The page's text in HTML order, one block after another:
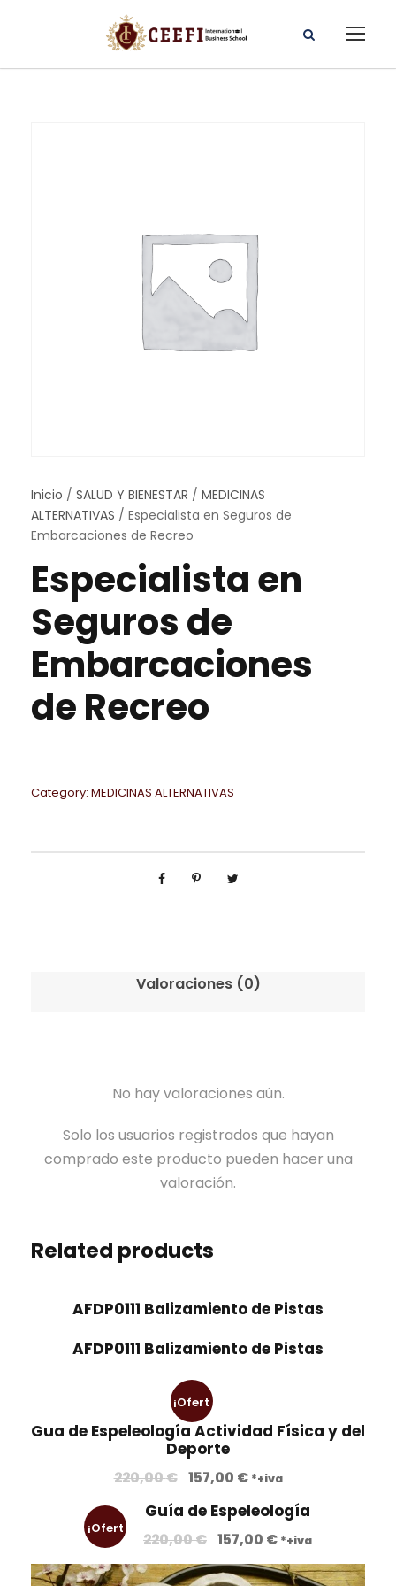
Inicio / SALUD Y BIENESTAR / MEDICINAS
ALTERNATIVAS / Especialista en Seguros de
Embarcaciones de Recreo
Especialista en
Seguros de
Embarcaciones
de Recreo
Category: MEDICINAS ALTERNATIVAS
Valoraciones (0)
No hay valoraciones aún.
Solo los usuarios registrados que hayan
comprado este producto pueden hacer una
valoración.
Related products
AFDP0111 Balizamiento de Pistas
AFDP0111 Balizamiento de Pistas
¡Ofert
a!
Gua de Espeleología Actividad Física y del
Deporte
220,00€ E
p
r
e
157,00 €E
p
r
e
*+iva
¡Ofert
a!
Guía de Espeleología
220,00€ E
l
157,00 €E
l
*+iva